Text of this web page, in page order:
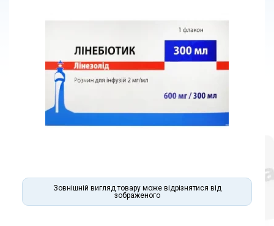
Зовнішній вигляд товару може відрізнятися від
зображеного